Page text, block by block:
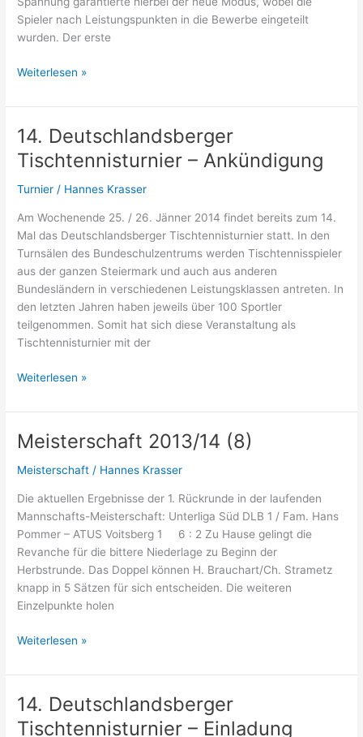
Spieler nach Leistungspunkten in die Bewerbe eingeteilt
wurden. Der erste
14.
Tischtennisturnier
Ergebnis
Weiterlesen »
14. Deutschlandsberger
Tischtennisturnier – Ankündigung
Turnier / Hannes Krasser
Am Wochenende 25. / 26. Jänner 2014 findet bereits zum 14.
Mal das Deutschlandsberger Tischtennisturnier statt. In den
Turnsälen des Bundeschulzentrums werden Tischtennisspieler
aus der ganzen Steiermark und auch aus anderen
Bundesländern in verschiedenen Leistungsklassen antreten. In
den letzten Jahren haben jeweils über 100 Sportler
teilgenommen. Somit hat sich diese Veranstaltung als
Tischtennisturnier mit der
14.
Tischtennisturnier
Ankündigung
Weiterlesen »
Meisterschaft 2013/14 (8)
Meisterschaft / Hannes Krasser
Die aktuellen Ergebnisse der 1. Rückrunde in der laufenden
Mannschafts-Meisterschaft: Unterliga Süd DLB 1 / Fam. Hans
Pommer – ATUS Voitsberg 1 6 : 2 Zu Hause gelingt die
Revanche für die bittere Niederlage zu Beginn der
Herbstrunde. Das Doppel können H. Brauchart/Ch. Strametz
knapp in 5 Sätzen für sich entscheiden. Die weiteren
Einzelpunkte holen
Meisterschaft
(8)
Weiterlesen »
14. Deutschlandsberger
Tischtennisturnier – Einladung